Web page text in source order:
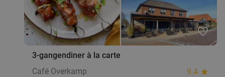
favorite_border
3-gangendiner à la carte
Café Overkamp
9.4 star